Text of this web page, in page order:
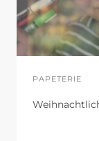
PAPETERIE